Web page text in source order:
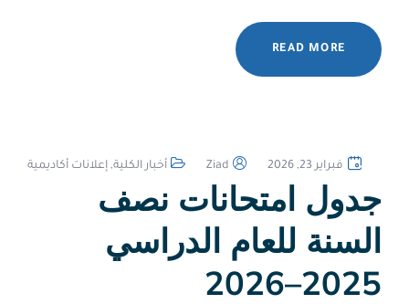
READ MORE
فبراير 23, 2026 Ziad أخبار الكلية, إعلانات أكاديمية
جدول امتحانات نصف
السنة للعام الدراسي
2025–2026